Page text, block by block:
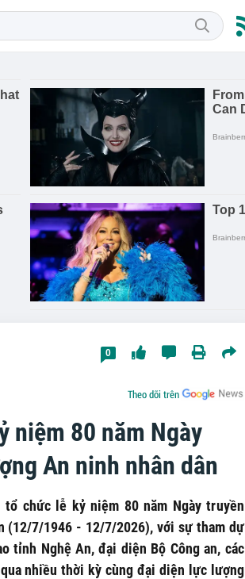
niệm 80 năm Ngày
An ninh nhân dân
tổ chức lễ kỷ niệm 80 năm Ngày truyền
(12/7/1946 - 12/7/2026), với sự tham dự
tỉnh Nghệ An, đại diện Bộ Công an, các
nhiều thời kỳ cùng đại diện lực lượng
0
Theo dõi trên